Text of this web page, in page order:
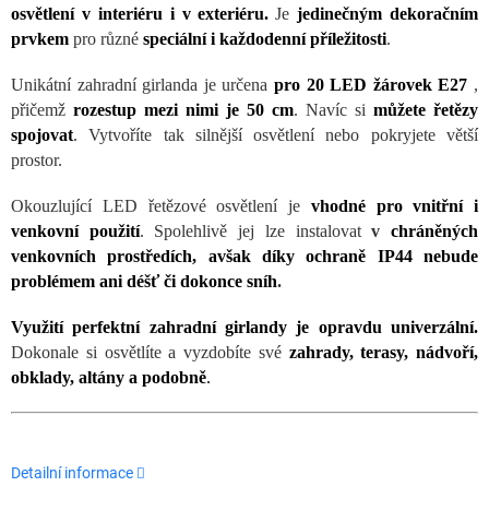
osvětlení v interiéru i v exteriéru. Jejedinečným dekoračním
prvkem pro různé speciální i každodenní příležitosti.
Unikátní zahradní girlanda je určena pro 20 LED žárovek E27 ,
přičemž rozestup mezi nimi je 50 cm. Navíc si můžete řetězy
spojovat. Vytvoříte tak silnější osvětlení nebo pokryjete větší
prostor.
Okouzlující LED řetězové osvětlení je vhodné pro vnitřní i
venkovní použití. Spolehlivě jej lze instalovatvchráněných
venkovních prostředích, avšak díky ochraně IP44 nebude
problémem ani déšť či dokonce sníh.
Využití perfektní zahradní girlandy je opravdu univerzální.
Dokonale si osvětlíte a vyzdobíte své zahrady, terasy, nádvoří,
obklady, altány a podobně.
Detailní informace